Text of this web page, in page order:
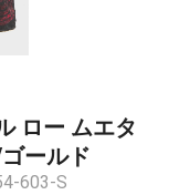
ロー ムエタ
ールド
603-S